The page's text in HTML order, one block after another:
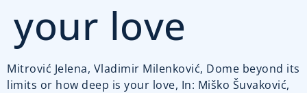
your love
Mitrović Jelena, Vladimir Milenković, Dome beyond its
limits or how deep is your love, In: Miško Šuvaković,